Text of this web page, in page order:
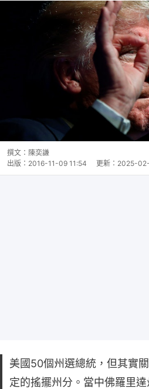
撰文： 陳奕謙
出版： 2016-11-09 11:54 更新： 2025-
美國50個州選總統，但其實
定的搖擺州分。當中佛羅里